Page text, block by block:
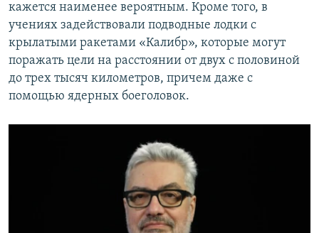
кажется наименее вероятным. Кроме того, в
учениях задействовали подводные лодки с
крылатыми ракетами «Калибр», которые могут
поражать цели на расстоянии от двух с половиной
до трех тысяч километров, причем даже с
помощью ядерных боеголовок.